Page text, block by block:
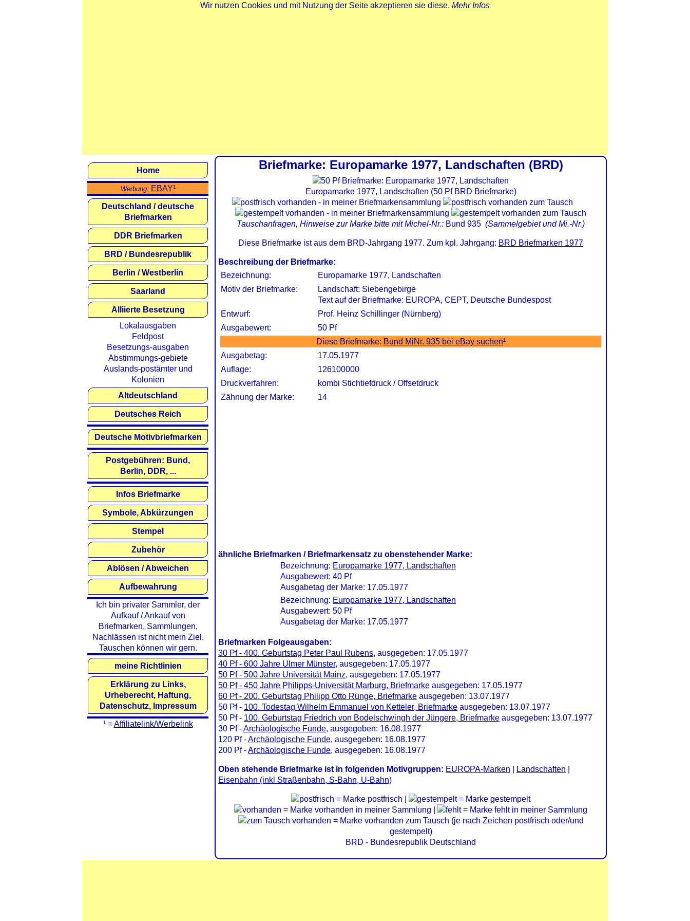
Wir nutzen Cookies und mit Nutzung der Seite akzeptieren sie diese. Mehr Infos
Briefmarke: Europamarke 1977, Landschaften (BRD)
Europamarke 1977, Landschaften (50 Pf BRD Briefmarke)
Tauschanfragen, Hinweise zur Marke bitte mit Michel-Nr.: Bund 935 (Sammelgebiet und Mi.-Nr.)
Diese Briefmarke ist aus dem BRD-Jahrgang 1977. Zum kpl. Jahrgang: BRD Briefmarken 1977
Beschreibung der Briefmarke:
Bezeichnung:
Europamarke 1977, Landschaften
Motiv der Briefmarke:
Landschaft: Siebengebirge
Text auf der Briefmarke: EUROPA, CEPT, Deutsche Bundespost
Entwurf:
Prof. Heinz Schillinger (Nürnberg)
Ausgabewert:
50 Pf
Diese Briefmarke: Bund MiNr. 935 bei eBay suchen¹
Ausgabetag:
17.05.1977
Auflage:
126100000
Druckverfahren:
kombi Stichtiefdruck / Offsetdruck
Zähnung der Marke:
14
ähnliche Briefmarken / Briefmarkensatz zu obenstehender Marke:
Bezeichnung: Europamarke 1977, Landschaften
Ausgabewert: 40 Pf
Ausgabetag der Marke: 17.05.1977
Bezeichnung: Europamarke 1977, Landschaften
Ausgabewert: 50 Pf
Ausgabetag der Marke: 17.05.1977
Briefmarken Folgeausgaben:
30 Pf - 400. Geburtstag Peter Paul Rubens, ausgegeben: 17.05.1977
40 Pf - 600 Jahre Ulmer Münster, ausgegeben: 17.05.1977
50 Pf - 500 Jahre Universität Mainz, ausgegeben: 17.05.1977
50 Pf - 450 Jahre Philipps-Universität Marburg, Briefmarke ausgegeben: 17.05.1977
60 Pf - 200. Geburtstag Philipp Otto Runge, Briefmarke ausgegeben: 13.07.1977
50 Pf - 100. Todestag Wilhelm Emmanuel von Ketteler, Briefmarke ausgegeben: 13.07.1977
50 Pf - 100. Geburtstag Friedrich von Bodelschwingh der Jüngere, Briefmarke ausgegeben: 13.07.1977
30 Pf -Archäologische Funde, ausgegeben: 16.08.1977
120 Pf -Archäologische Funde, ausgegeben: 16.08.1977
200 Pf -Archäologische Funde, ausgegeben: 16.08.1977
Oben stehende Briefmarke ist in folgenden Motivgruppen: EUROPA-Marken Landschaften
Eisenbahn (inkl Straßenbahn, S-Bahn, U-Bahn)
= Marke postfrisch |
= Marke gestempelt
= Marke vorhanden in meiner Sammlung |
= Marke fehlt in meiner Sammlung
= Marke vorhanden zum Tausch (je nach Zeichen postfrisch oder/und
gestempelt)
BRD - Bundesrepublik Deutschland
Home
Werbung: EBAY¹
Deutschland / deutsche
Briefmarken
DDR Briefmarken
BRD / Bundesrepublik
Berlin / Westberlin
Saarland
Alliierte Besetzung
Lokalausgaben
Feldpost
Besetzungs-ausgaben
Abstimmungs-gebiete
Auslands-postämter und
Kolonien
Altdeutschland
Deutsches Reich
Deutsche Motivbriefmarken
Postgebühren: Bund,
Berlin, DDR, ...
Infos Briefmarke
Symbole, Abkürzungen
Stempel
Zubehör
Ablösen / Abweichen
Aufbewahrung
Ich bin privater Sammler, der
Aufkauf / Ankauf von
Briefmarken, Sammlungen,
Nachlässen ist nicht mein Ziel.
Tauschen können wir gern.
meine Richtlinien
Erklärung zu Links,
Urheberecht, Haftung,
Datenschutz, Impressum
¹ =Affiliatelink/Werbelink